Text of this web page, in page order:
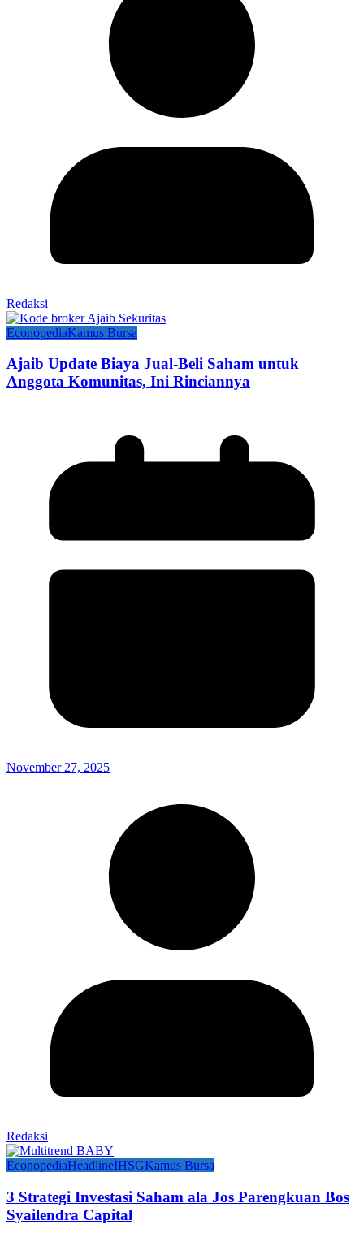
Redaksi
EconopediaKamus Bursa
Ajaib Update Biaya Jual-Beli Saham untuk
Anggota Komunitas, Ini Rinciannya
November 27, 2025
Redaksi
EconopediaHeadlineIHSGKamus Bursa
3 Strategi Investasi Saham ala Jos Parengkuan Bos
Syailendra Capital